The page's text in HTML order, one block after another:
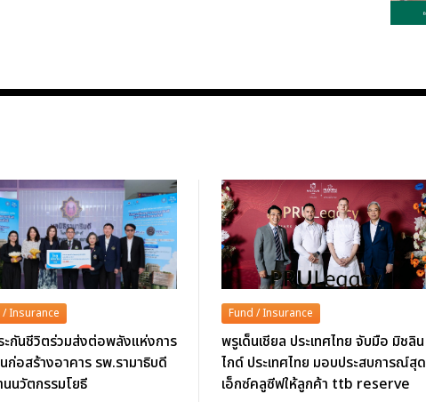
/ Insurance
ะกันชีวิตร่วมส่งต่อพลังแห่งการ
ก่อสร้างอาคาร รพ.รามาธิบดี
นนวัตกรรมโยธี
Fund / Insurance
พรูเด็นเชียล ประเทศไทย จับมือ มิชลิน
ไกด์ ประเทศไทย มอบประสบการณ์สุด
เอ็กซ์คลูซีฟให้ลูกค้า ttb reserve